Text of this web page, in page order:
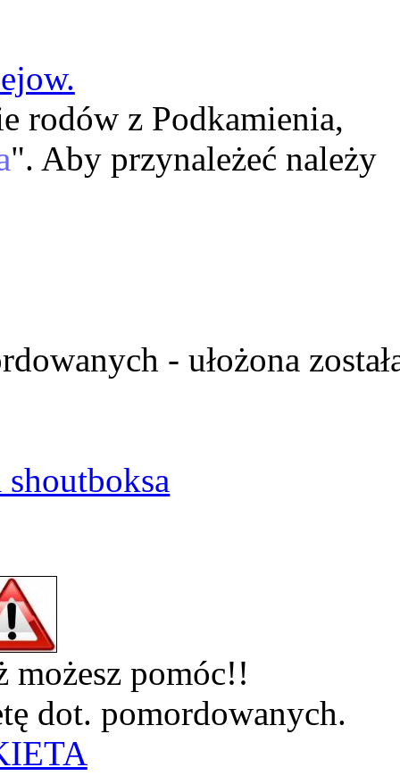
rodów z Podkamienia,
". Aby przynależeć należy
- ułożona
możesz pomóc!!
dot. pomordowanych.